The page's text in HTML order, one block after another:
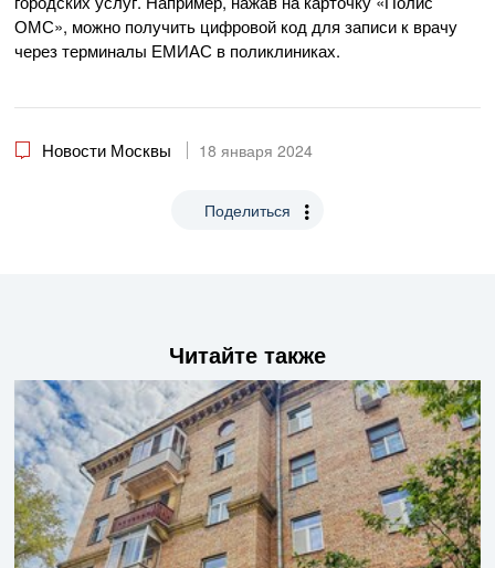
ОМС», можно получить цифровой код для записи к врачу
через терминалы ЕМИАС в поликлиниках.
Новости Москвы 18 января 2024
Поделиться
Читайте также